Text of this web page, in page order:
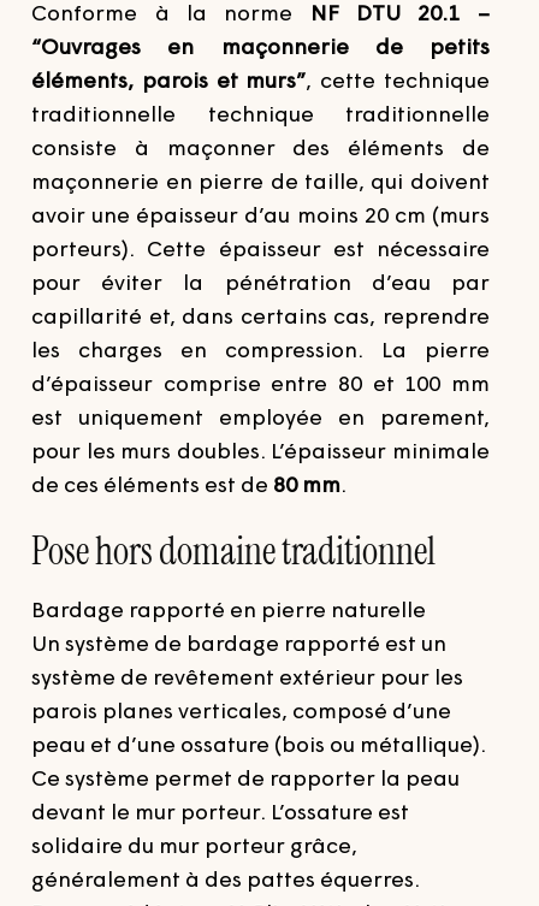
Conforme à la norme
NF DTU 20.1 –
“Ouvrages en maçonnerie de petits
éléments, parois et murs”, cette technique
traditionnelle technique traditionnelle
consiste à maçonner des éléments de
maçonnerie en pierre de taille, qui doivent
avoir une épaisseur d’au moins 20 cm (murs
porteurs). Cette épaisseur est nécessaire
pour éviter la pénétration d’eau par
capillarité et, dans certains cas, reprendre
les charges en compression. La pierre
d’épaisseur comprise entre 80 et 100 mm
est uniquement employée en parement,
pour les murs doubles. L’épaisseur minimale
de ces éléments est de 80 mm.
Pose hors domaine traditionnel
Bardage rapporté en pierre naturelle
Un système de bardage rapporté est un
système de revêtement extérieur pour les
parois planes verticales, composé d’une
peau et d’une ossature (bois ou métallique).
Ce système permet de rapporter la peau
devant le mur porteur. L’ossature est
solidaire du mur porteur grâce,
généralement à des pattes équerres.